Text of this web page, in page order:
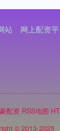
站 网上配资
配资 RSS地图
© 2013-2025